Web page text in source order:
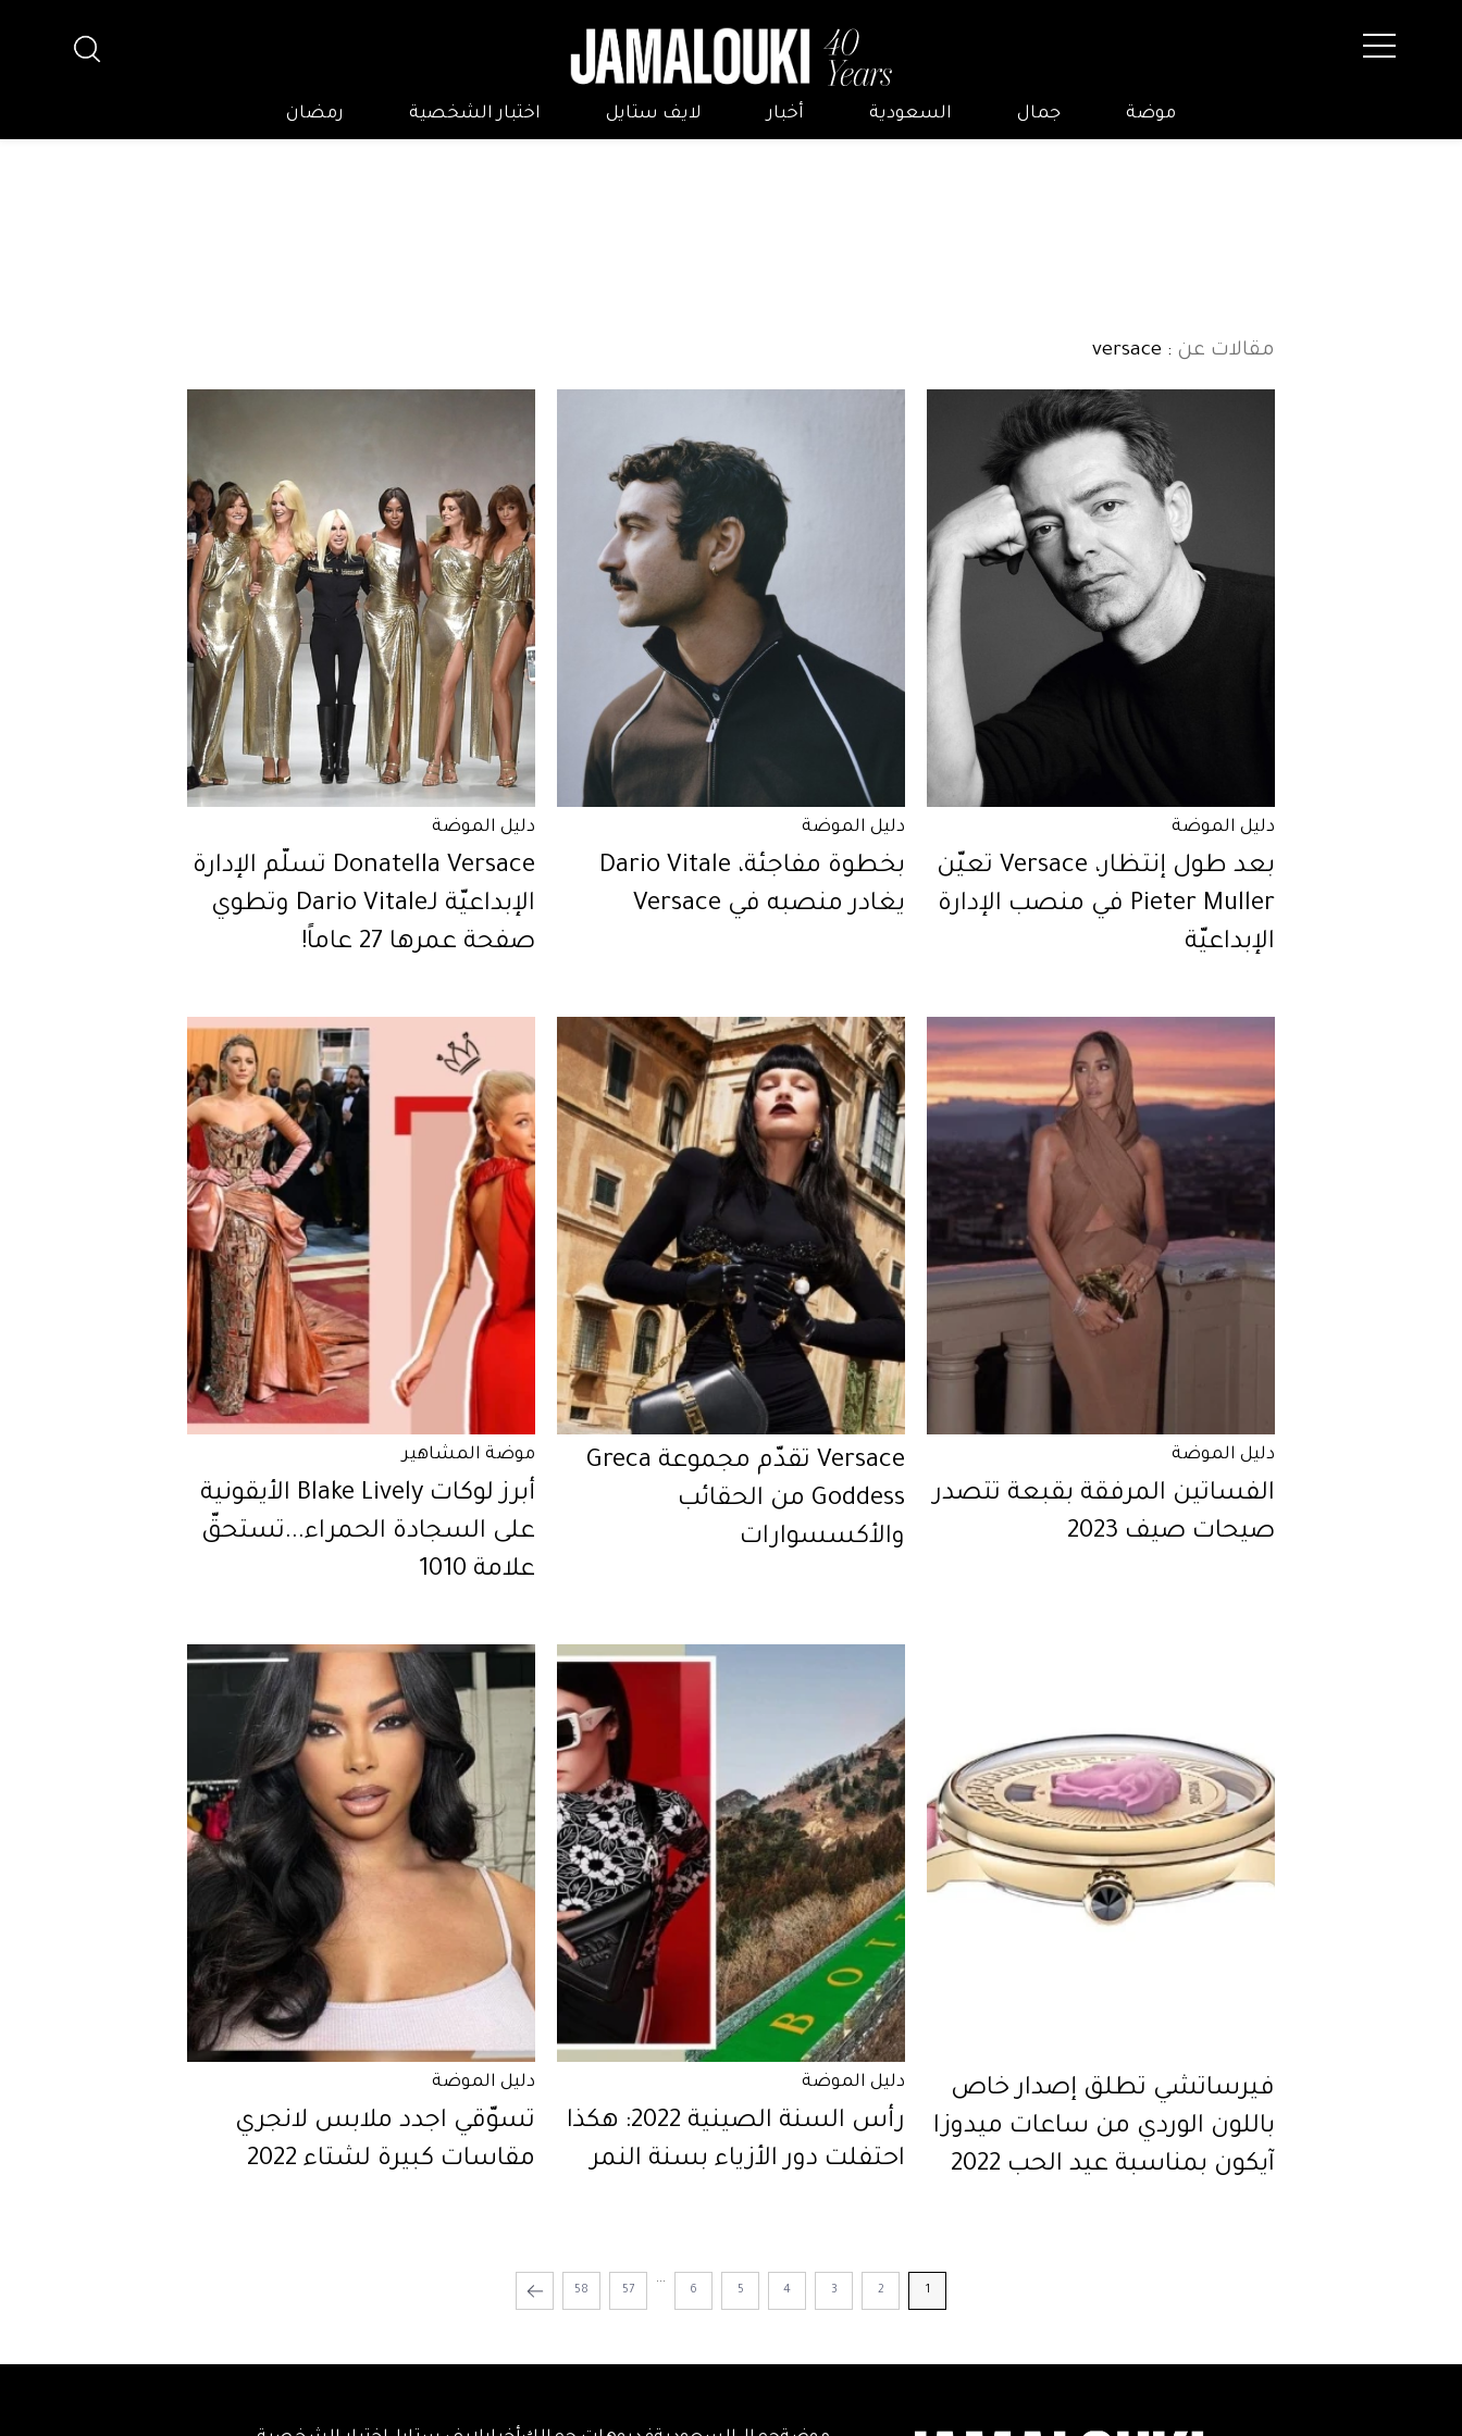
موضة جمال السعودية أخبار لايف ستايل اختبار الشخصية رمضان
مقالات عن : versace
دليل الموضة
بعد طول إنتظار، Versace تعيّن
Pieter Muller في منصب الإدارة
الإبداعيّة
دليل الموضة
بخطوة مفاجئة، Dario Vitale
يغادر منصبه في Versace
دليل الموضة
Donatella Versace تسلّم الإدارة
الإبداعيّة لـDario Vitale وتطوي
صفحة عمرها 27 عاماً!
دليل الموضة
الفساتين المرفقة بقبعة تتصدر
صيحات صيف 2023
Versace تقدّم مجموعة Greca
Goddess من الحقائب
والأكسسوارات
موضة المشاهير
أبرز لوكات Blake Lively الأيقونية
على السجادة الحمراء...تستحقّ
علامة 1010
فيرساتشي تطلق إصدار خاص
باللون الوردي من ساعات ميدوزا
آيكون بمناسبة عيد الحب 2022
دليل الموضة
رأس السنة الصينية 2022: هكذا
احتفلت دور الأزياء بسنة النمر
دليل الموضة
تسوّقي اجدد ملابس لانجري
مقاسات كبيرة لشتاء 2022
1
2
3
4
5
6
...
57
58